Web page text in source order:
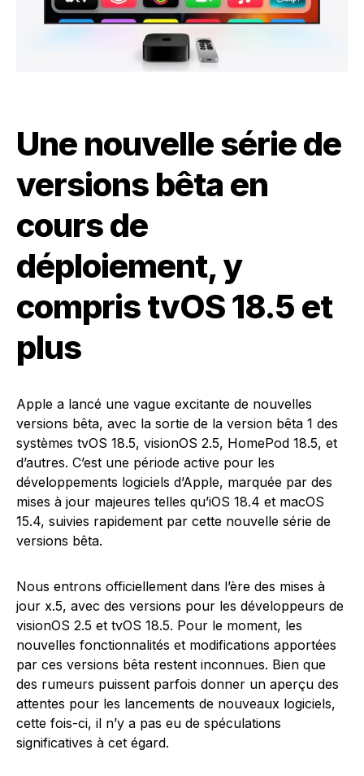
Une nouvelle série de
versions bêta en
cours de
déploiement, y
compris tvOS 18.5 et
plus
Apple a lancé une vague excitante de nouvelles
versions bêta, avec la sortie de la version bêta 1 des
systèmes tvOS 18.5, visionOS 2.5, HomePod 18.5, et
d’autres. C’est une période active pour les
développements logiciels d’Apple, marquée par des
mises à jour majeures telles qu’iOS 18.4 et macOS
15.4, suivies rapidement par cette nouvelle série de
versions bêta.
Nous entrons officiellement dans l’ère des mises à
jour x.5, avec des versions pour les développeurs de
visionOS 2.5 et tvOS 18.5. Pour le moment, les
nouvelles fonctionnalités et modifications apportées
par ces versions bêta restent inconnues. Bien que
des rumeurs puissent parfois donner un aperçu des
attentes pour les lancements de nouveaux logiciels,
cette fois-ci, il n’y a pas eu de spéculations
significatives à cet égard.